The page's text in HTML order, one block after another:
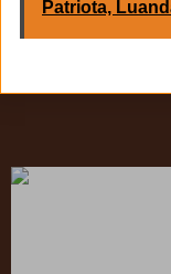
Patriota,